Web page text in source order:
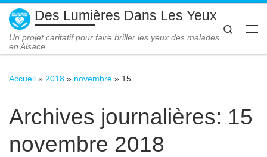
Passer au contenu
Des Lumières Dans Les Yeux
Un projet caritatif pour faire briller les yeux des malades
en Alsace
Search
Accueil » 2018 » novembre » 15
Archives journalières: 15
novembre 2018